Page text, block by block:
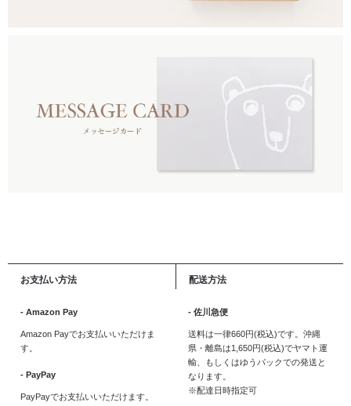
お支払い方法
- Amazon Pay
Amazon Payでお支払いいただけま
す。
- PayPay
PayPayでお支払いいただけます。
配送方法
- 佐川急便
送料は一律660円(税込)です。沖縄
県・離島は1,650円(税込)でヤマト運
輸、もしくはゆうパックでの発送と
なります。
※配達日時指定可